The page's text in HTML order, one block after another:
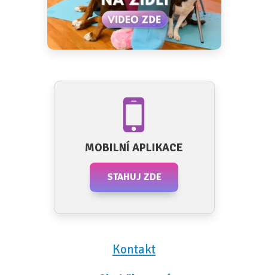
MOBILNÍ APLIKACE
STAHUJ ZDE
Kontakt